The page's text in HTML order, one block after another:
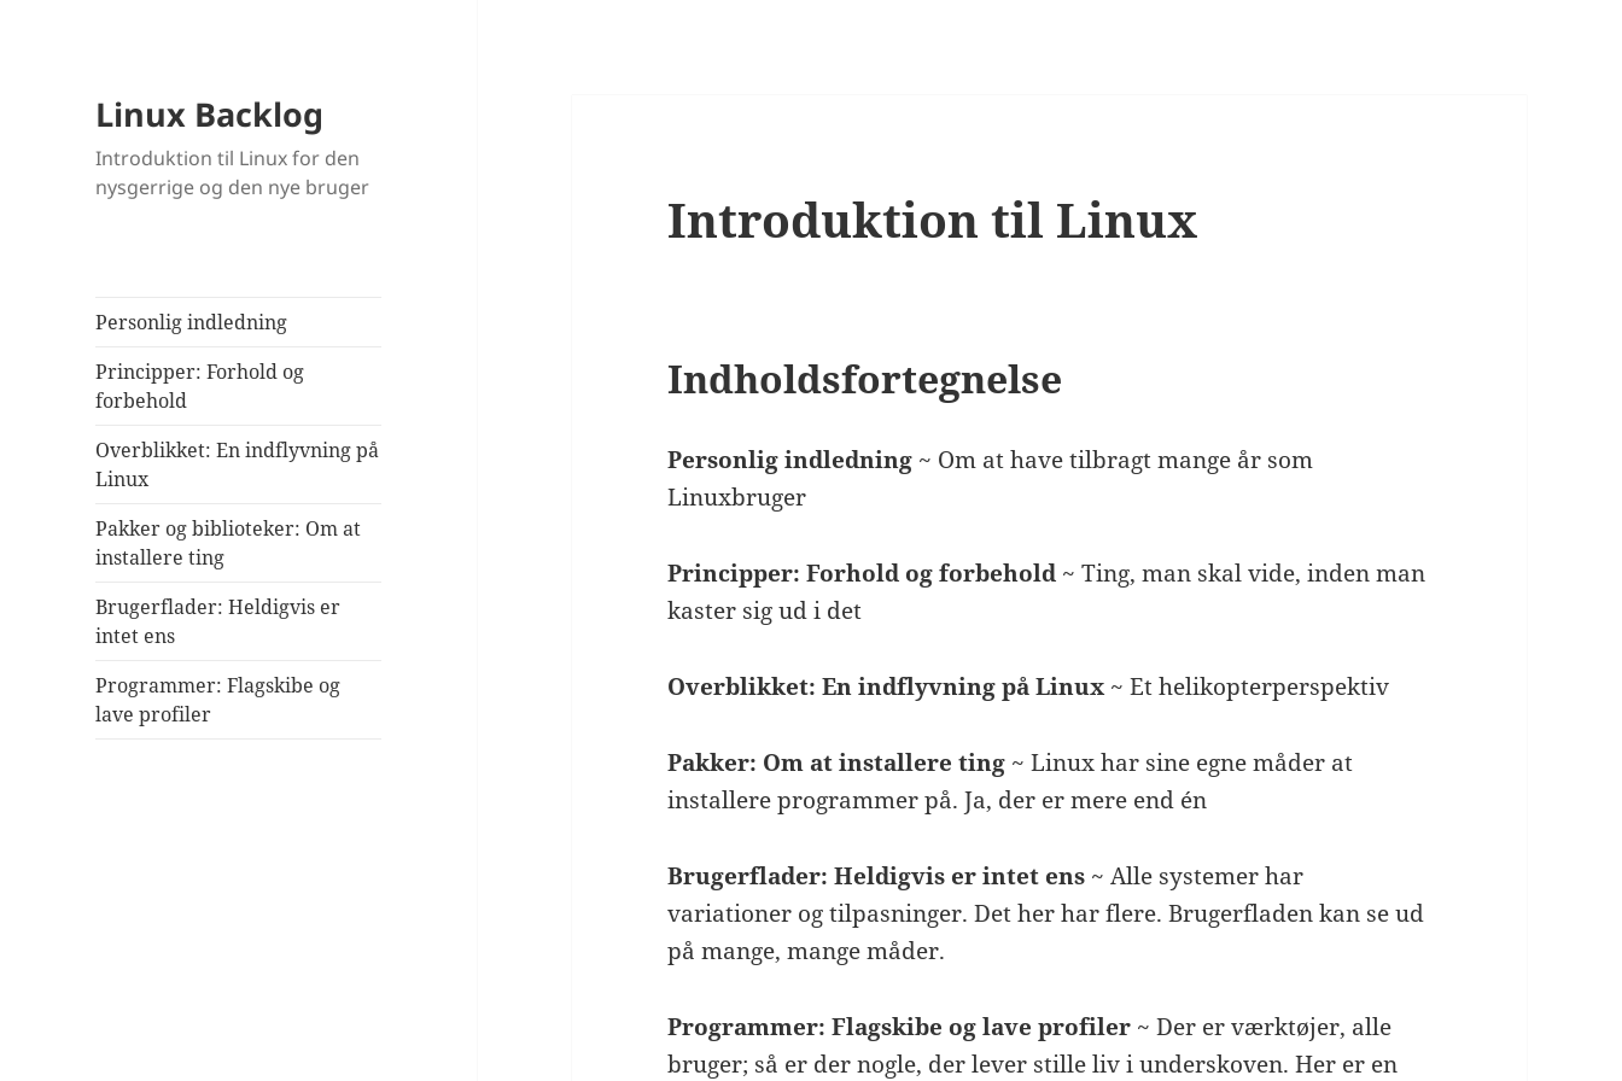
Linux Backlog
Introduktion til Linux for den
nysgerrige og den nye bruger
Personlig indledning
Principper: Forhold og
forbehold
Overblikket: En indflyvning på
Linux
Pakker og biblioteker: Om at
installere ting
Brugerflader: Heldigvis er
intet ens
Programmer: Flagskibe og
lave profiler
Introduktion til Linux
Indholdsfortegnelse
Personlig indledning ~ Om at have tilbragt mange år som
Linuxbruger
Principper: Forhold og forbehold ~ Ting, man skal vide, inden man
kaster sig ud i det
Overblikket: En indflyvning på Linux~ Et helikopterperspektiv
Pakker: Om at installere ting ~ Linux har sine egne måder at
installere programmer på. Ja, der er mere end én
Brugerflader: Heldigvis er intet ens ~ Alle systemer har
variationer og tilpasninger. Det her har flere. Brugerfladen kan se ud
på mange, mange måder.
Programmer: Flagskibe og lave profiler ~ Der er værktøjer, alle
bruger; så er der nogle, der lever stille liv i underskoven. Her er en